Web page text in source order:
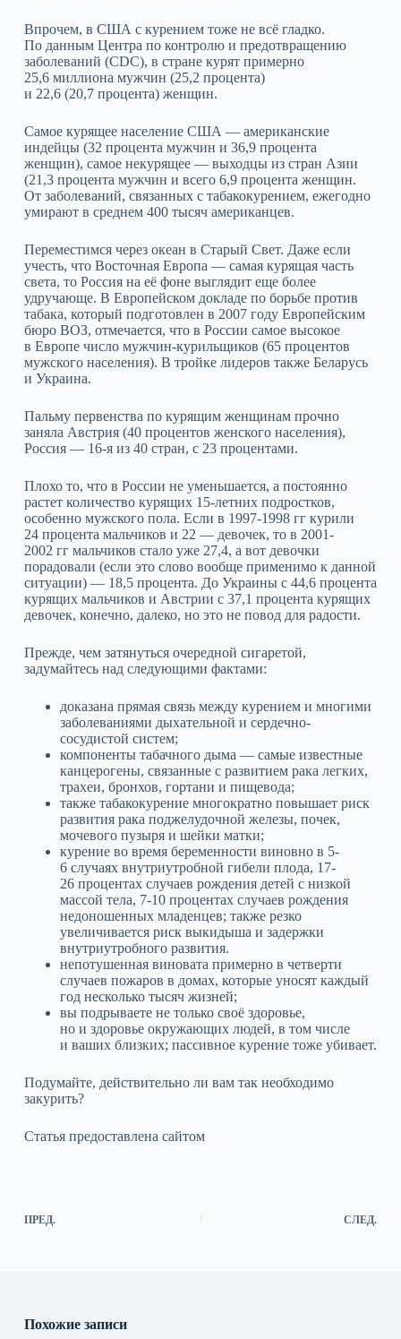
Впрочем, в США с курением тоже не всё гладко.
По данным Центра по контролю и предотвращению
заболеваний (CDC), в стране курят примерно
25,6 миллиона мужчин (25,2 процента)
и 22,6 (20,7 процента) женщин.
Самое курящее население США — американские
индейцы (32 процента мужчин и 36,9 процента
женщин), самое некурящее — выходцы из стран Азии
(21,3 процента мужчин и всего 6,9 процента женщин.
От заболеваний, связанных с табакокурением, ежегодно
умирают в среднем 400 тысяч американцев.
Переместимся через океан в Старый Свет. Даже если
учесть, что Восточная Европа — самая курящая часть
света, то Россия на её фоне выглядит еще более
удручающе. В Европейском докладе по борьбе против
табака, который подготовлен в 2007 году Европейским
бюро ВОЗ, отмечается, что в России самое высокое
в Европе число мужчин-курильщиков (65 процентов
мужского населения). В тройке лидеров также Беларусь
и Украина.
Пальму первенства по курящим женщинам прочно
заняла Австрия (40 процентов женского населения),
Россия — 16-я из 40 стран, с 23 процентами.
Плохо то, что в России не уменьшается, а постоянно
растет количество курящих 15-летних подростков,
особенно мужского пола. Если в 1997-1998 гг курили
24 процента мальчиков и 22 — девочек, то в 2001-
2002 гг мальчиков стало уже 27,4, а вот девочки
порадовали (если это слово вообще применимо к данной
ситуации) — 18,5 процента. До Украины с 44,6 процента
курящих мальчиков и Австрии с 37,1 процента курящих
девочек, конечно, далеко, но это не повод для радости.
Прежде, чем затянуться очередной сигаретой,
задумайтесь над следующими фактами:
доказана прямая связь между курением и многими
заболеваниями дыхательной и сердечно-
сосудистой систем;
компоненты табачного дыма — самые известные
канцерогены, связанные с развитием рака легких,
трахеи, бронхов, гортани и пищевода;
также табакокурение многократно повышает риск
развития рака поджелудочной железы, почек,
мочевого пузыря и шейки матки;
курение во время беременности виновно в 5-
6 случаях внутриутробной гибели плода, 17-
26 процентах случаев рождения детей с низкой
массой тела, 7-10 процентах случаев рождения
недоношенных младенцев; также резко
увеличивается риск выкидыша и задержки
внутриутробного развития.
непотушенная виновата примерно в четверти
случаев пожаров в домах, которые уносят каждый
год несколько тысяч жизней;
вы подрываете не только своё здоровье,
но и здоровье окружающих людей, в том числе
и ваших близких; пассивное курение тоже убивает.
Подумайте, действительно ли вам так необходимо
закурить?
Статья предоставлена сайтом
ПРЕД. СЛЕД.
Похожие записи